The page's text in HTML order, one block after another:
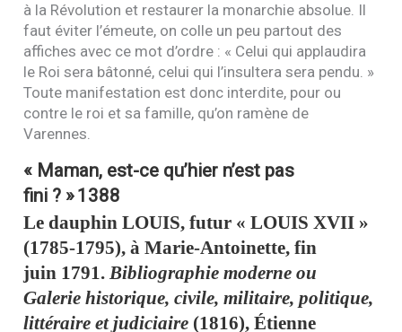
à la Révolution et restaurer la monarchie absolue. Il
faut éviter l’émeute, on colle un peu partout des
affiches avec ce mot d’ordre : « Celui qui applaudira
le Roi sera bâtonné, celui qui l’insultera sera pendu. »
Toute manifestation est donc interdite, pour ou
contre le roi et sa famille, qu’on ramène de
Varennes.
« Maman, est-ce qu’hier n’est pas
fini ? »1388
Le dauphinLOUIS, futur «LOUIS XVII »
(1785-1795), à Marie-Antoinette, fin
juin 1791. Bibliographie moderne ou
Galerie historique, civile, militaire, politique,
littéraire et judiciaire (1816), Étienne